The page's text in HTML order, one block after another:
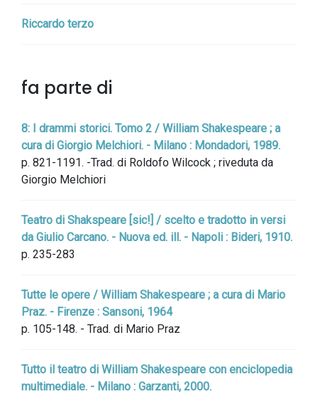
Riccardo terzo
fa parte di
8: I drammi storici. Tomo 2 / William Shakespeare ; a
cura di Giorgio Melchiori. - Milano : Mondadori, 1989.
p. 821-1191. -Trad. di Roldofo Wilcock ; riveduta da
Giorgio Melchiori
Teatro di Shakspeare [sic!] / scelto e tradotto in versi
da Giulio Carcano. - Nuova ed. ill. - Napoli : Bideri, 1910.
p. 235-283
Tutte le opere / William Shakespeare ; a cura di Mario
Praz. - Firenze : Sansoni, 1964
p. 105-148. - Trad. di Mario Praz
Tutto il teatro di William Shakespeare con enciclopedia
multimediale. - Milano : Garzanti, 2000.